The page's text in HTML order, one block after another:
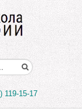
119-15-17